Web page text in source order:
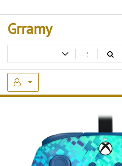
to
content
Grramy